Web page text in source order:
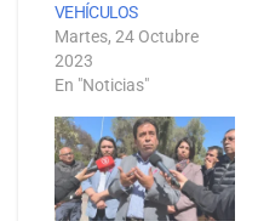
VEHÍCULOS
Martes, 24 Octubre
2023
En "Noticias"